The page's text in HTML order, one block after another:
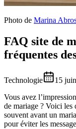
Photo de Marina
FAQ site de
fréquentes
Technologie 15
Vous avez
de mariage ? Voici les
souvent avant un
pour éviter les